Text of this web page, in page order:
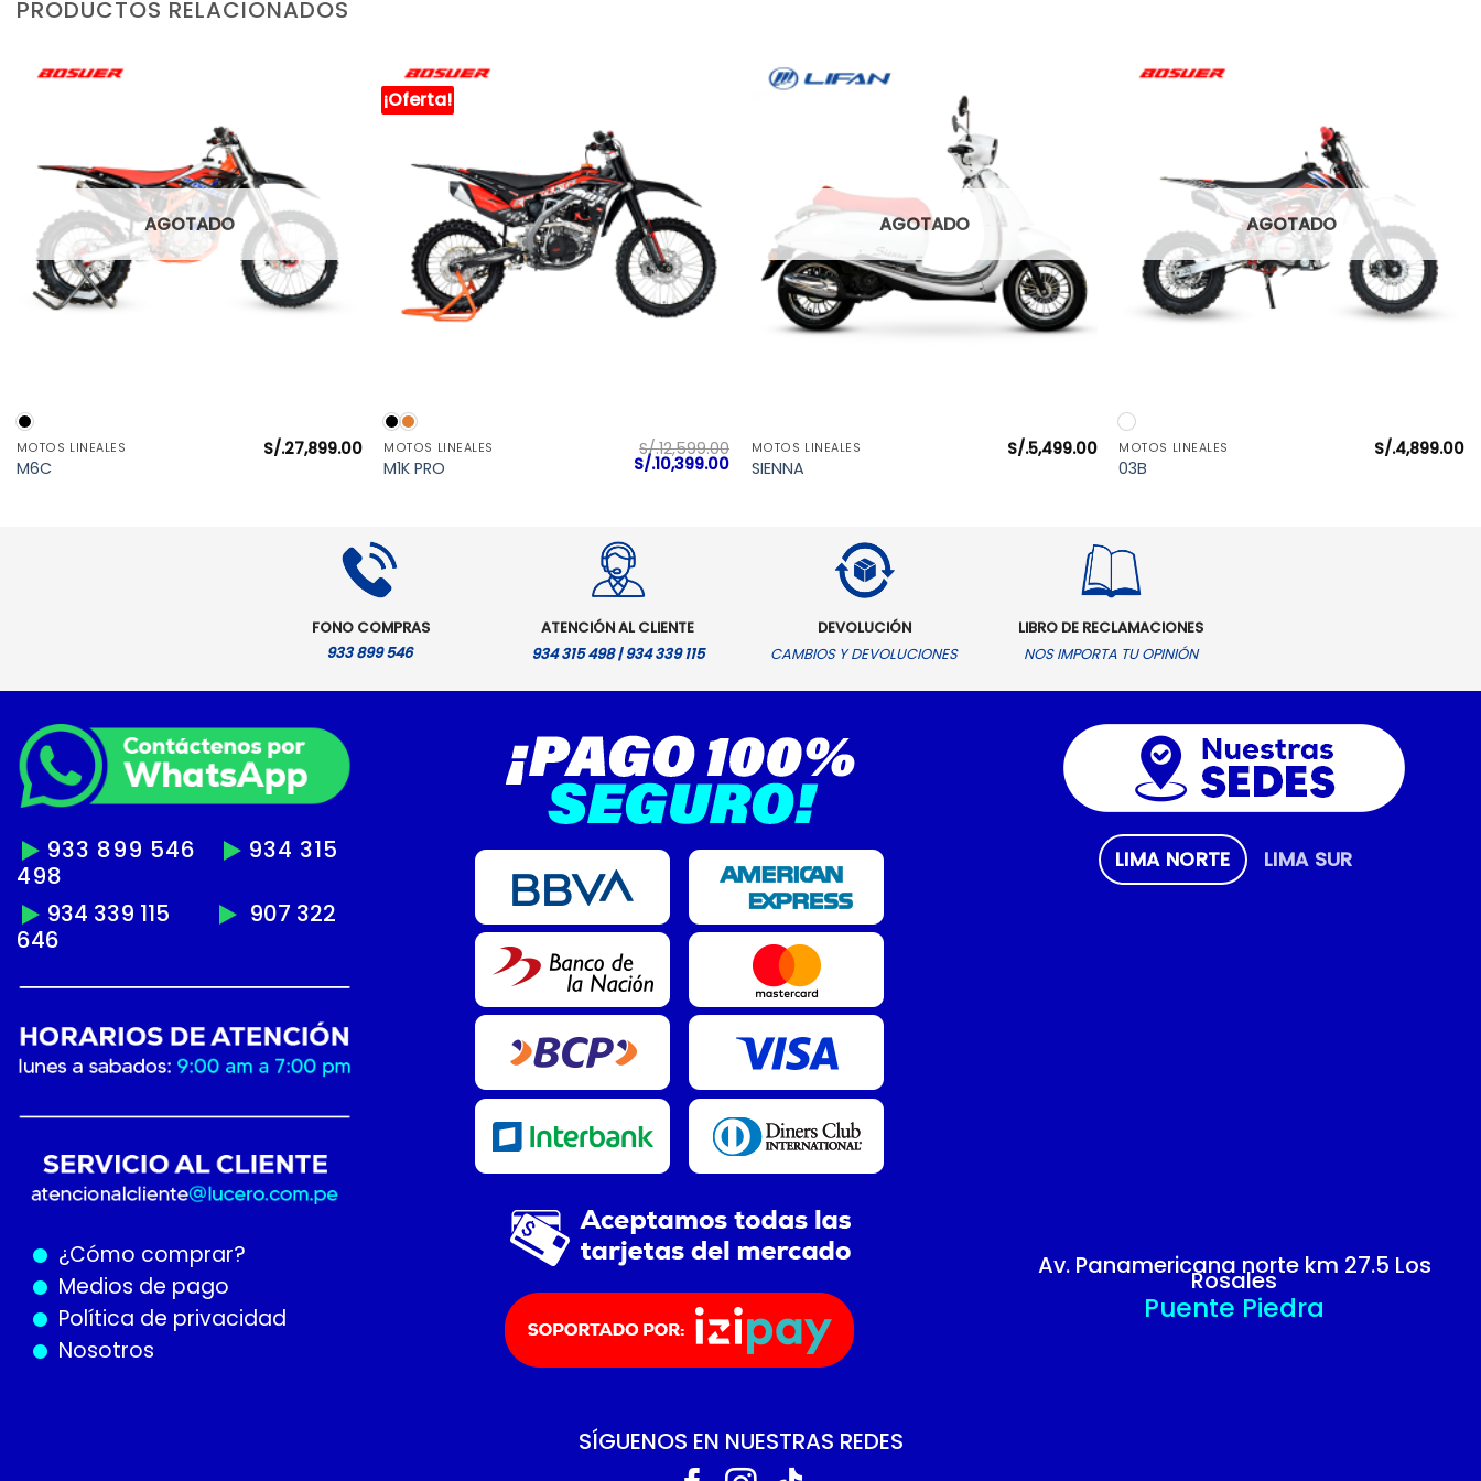
PRODUCTOS RELACIONADOS
AGOTADO
MOTOS LINEALES
M6C
S/.27,899.00
¡Oferta!
MOTOS LINEALES
M1K PRO
S/.12,599.00
El
precio
S/.10,399.00El
precio
AGOTADO
MOTOS LINEALES
SIENNA
S/.5,499.00
AGOTADO
MOTOS LINEALES
03B
S/.4,899.00
FONO COMPRAS
933 899 546
ATENCIÓN AL CLIENTE
934 315 498 | 934 339 115
DEVOLUCIÓN
CAMBIOS Y DEVOLUCIONES
LIBRO DE RECLAMACIONES
NOS IMPORTA TU OPINIÓN
933 899 546
934 315
498
934 339 115
907 322
646
¿Cómo comprar?
Medios de pago
Política de privacidad
Nosotros
LIMA NORTE LIMA SUR
Av. Panamericana norte km 27.5 Los
Rosales
Puente Piedra
SÍGUENOS EN NUESTRAS REDES